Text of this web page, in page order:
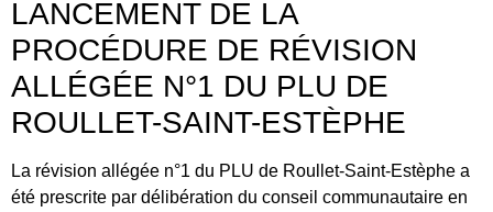
LANCEMENT DE LA
PROCÉDURE DE RÉVISION
ALLÉGÉE N°1 DU PLU DE
ROULLET-SAINT-ESTÈPHE
La révision allégée n°1 du PLU de Roullet-Saint-Estèphe a
été prescrite par délibération du conseil communautaire en